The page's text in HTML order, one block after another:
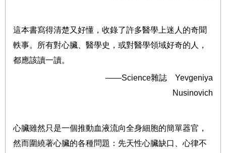
這本書寫得清楚又好懂，收錄了許多醫學上迷人的奇聞
軼事。所有對心臟、醫學史，或對醫學領域好奇的人，
都應該讀一讀。
——Science雜誌 Yevgeniya
Nusinovich
心臟雖然只是一個推動血液流向全身細胞的簡單器官，
然而圍繞著心臟的各種問題：先天性心臟缺口、心律不